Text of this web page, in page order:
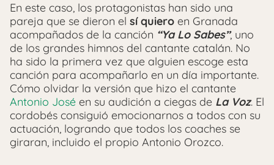
En este caso, los protagonistas han sido una
pareja que se dieron el sí quiero en Granada
acompañados de la canción “Ya Lo Sabes”, uno
de los grandes himnos del cantante catalán. No
ha sido la primera vez que alguien escoge esta
canción para acompañarlo en un día importante.
Cómo olvidar la versión que hizo el cantante
Antonio José en su audición a ciegas de La Voz. El
cordobés consiguió emocionarnos a todos con su
actuación, logrando que todos los coaches se
giraran, incluido el propio Antonio Orozco.